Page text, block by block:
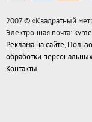
2007 © «Квадратный
Электронная почта:
Реклама на сайте,
обработки
Контакты